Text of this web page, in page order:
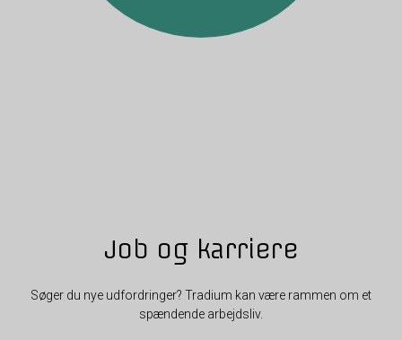
Job og karriere
Søger du nye udfordringer? Tradium kan være rammen om et
spændende arbejdsliv.